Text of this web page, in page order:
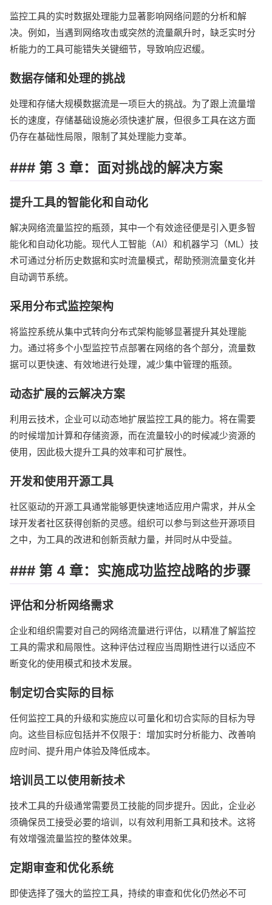
监控工具的实时数据处理能力显著影响网络问题的分析和解
决。例如，当遇到网络攻击或突然的流量飙升时，缺乏实时分
析能力的工具可能错失关键细节，导致响应迟缓。
数据存储和处理的挑战
处理和存储大规模数据流是一项巨大的挑战。为了跟上流量增
长的速度，存储基础设施必须快速扩展，但很多工具在这方面
仍存在基础性局限，限制了其处理能力变革。
### 第 3 章：面对挑战的解决方案
提升工具的智能化和自动化
解决网络流量监控的瓶颈，其中一个有效途径便是引入更多智
能化和自动化功能。现代人工智能（AI）和机器学习（ML）技
术可通过分析历史数据和实时流量模式，帮助预测流量变化并
自动调节系统。
采用分布式监控架构
将监控系统从集中式转向分布式架构能够显著提升其处理能
力。通过将多个小型监控节点部署在网络的各个部分，流量数
据可以更快速、有效地进行处理，减少集中管理的瓶颈。
动态扩展的云解决方案
利用云技术，企业可以动态地扩展监控工具的能力。将在需要
的时候增加计算和存储资源，而在流量较小的时候减少资源的
使用，因此极大提升工具的效率和可扩展性。
开发和使用开源工具
社区驱动的开源工具通常能够更快速地适应用户需求，并从全
球开发者社区获得创新的灵感。组织可以参与到这些开源项目
之中，为工具的改进和创新贡献力量，并同时从中受益。
### 第 4 章：实施成功监控战略的步骤
评估和分析网络需求
企业和组织需要对自己的网络流量进行评估，以精准了解监控
工具的需求和局限性。这种评估过程应当周期性进行以适应不
断变化的使用模式和技术发展。
制定切合实际的目标
任何监控工具的升级和实施应以可量化和切合实际的目标为导
向。这些目标应包括并不仅限于：增加实时分析能力、改善响
应时间、提升用户体验及降低成本。
培训员工以使用新技术
技术工具的升级通常需要员工技能的同步提升。因此，企业必
须确保员工接受必要的培训，以有效利用新工具和技术。这将
有效增强流量监控的整体效果。
定期审查和优化系统
即使选择了强大的监控工具，持续的审查和优化仍然必不可